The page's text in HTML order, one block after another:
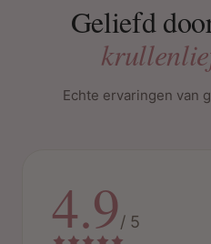
Geliefd
Echte ervaringen van
4.9/ 5